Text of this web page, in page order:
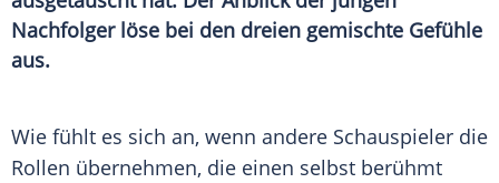
Nachfolger löse bei den dreien gemischte Gefühle
aus.
Wie fühlt es sich an, wenn andere Schauspieler die
Rollen übernehmen, die einen selbst berühmt